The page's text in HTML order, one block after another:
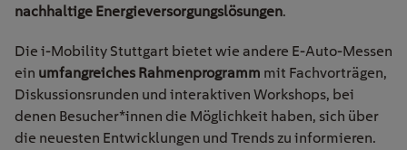
nachhaltige Energieversorgungslösungen.
Die i-Mobility Stuttgart bietet wie andere E-Auto-Messen
ein umfangreiches Rahmenprogramm mit Fachvorträgen,
Diskussionsrunden und interaktiven Workshops, bei
denen Besucher*innen die Möglichkeit haben, sich über
die neuesten Entwicklungen und Trends zu informieren.